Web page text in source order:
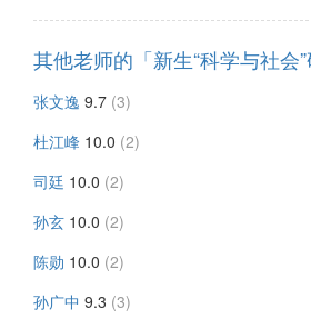
其他老师的「新生“科学与社会
张文逸 9.7 (3)
杜江峰 10.0 (2)
司廷 10.0 (2)
孙玄 10.0 (2)
陈勋 10.0 (2)
孙广中 9.3 (3)